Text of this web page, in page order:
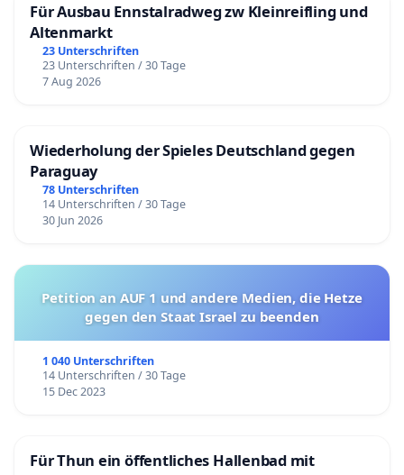
Für Ausbau Ennstalradweg zw Kleinreifling und
Altenmarkt
23 Unterschriften
23 Unterschriften / 30 Tage
7 Aug 2026
Wiederholung der Spieles Deutschland gegen
Paraguay
78 Unterschriften
14 Unterschriften / 30 Tage
30 Jun 2026
Petition an AUF 1 und andere Medien, die Hetze
gegen den Staat Israel zu beenden
1 040 Unterschriften
14 Unterschriften / 30 Tage
15 Dec 2023
Für Thun ein öffentliches Hallenbad mit